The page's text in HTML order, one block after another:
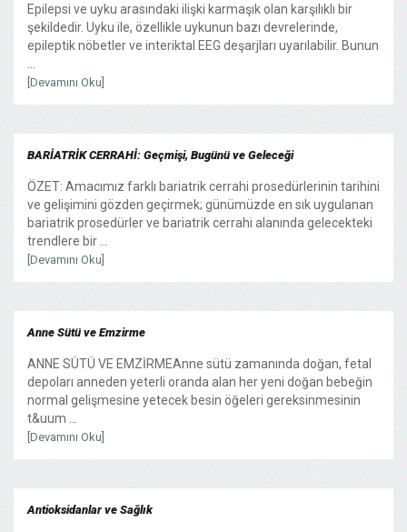
Epilepsi ve uyku arasındaki ilişki karmaşık olan karşılıklı bir
şekildedir. Uyku ile, özellikle uykunun bazı devrelerinde,
epileptik nöbetler ve interiktal EEG deşarjları uyarılabilir. Bunun
[Devamını Oku]
BARİATRİK CERRAHİ: Geçmişi, Bugünü ve Geleceği
ÖZET: Amacımız farklı bariatrik cerrahi prosedürlerinin tarihini
ve gelişimini gözden geçirmek; günümüzde en sık uygulanan
bariatrik prosedürler ve bariatrik cerrahi alanında gelecekteki
trendlere bir ...
[Devamını Oku]
Anne Sütü ve Emzirme
ANNE SÜTÜ VE EMZİRMEAnne sütü zamanında doğan, fetal
depoları anneden yeterli oranda alan her yeni doğan bebeğin
normal gelişmesine yetecek besin öğeleri gereksinmesinin
t&uum ...
[Devamını Oku]
Antioksidanlar ve Sağlık